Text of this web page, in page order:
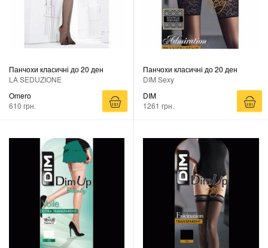
Панчохи класичні до 20 ден
LA SEDUZIONE
Omero
610 грн.
Панчохи класичні до 20 ден
DIM Sexy
DIM
1261 грн.